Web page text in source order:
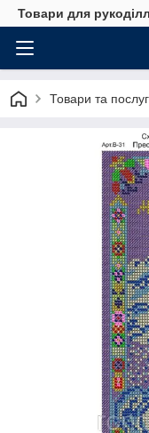
Товари для
Товари та